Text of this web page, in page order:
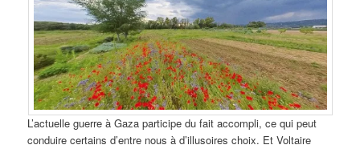
L’actuelle guerre à Gaza participe du fait accompli, ce qui peut
conduire certains d’entre nous à d’illusoires choix. Et Voltaire